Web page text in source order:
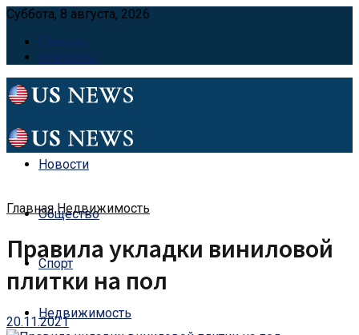
Суббота, 8 августа, 2026
Главная
Контакты
Новости
Общество
Спорт
Недвижимость
Главная Недвижимость
Правила укладки виниловой
плитки на пол
20.11.2021